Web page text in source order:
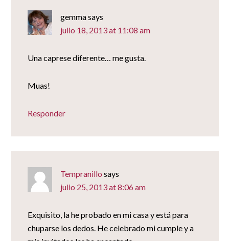
gemmasays
julio 18, 2013 at 11:08 am
Una caprese diferente… me gusta.
Muas!
Responder
Tempranillo says
julio 25, 2013 at 8:06 am
Exquisito, la he probado en mi casa y está para
chuparse los dedos. He celebrado mi cumple y a